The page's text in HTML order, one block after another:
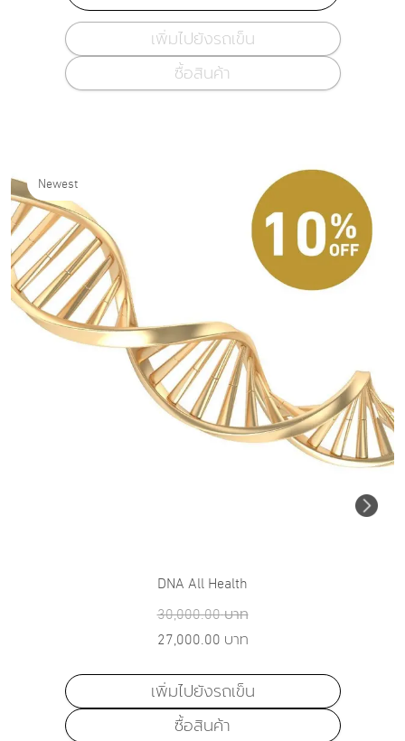
เพิ่มไปยังรถเข็น
ซื้อสินค้า
Newest
DNA All Health
30,000.00 บาท
27,000.00 บาท
เพิ่มไปยังรถเข็น
ซื้อสินค้า